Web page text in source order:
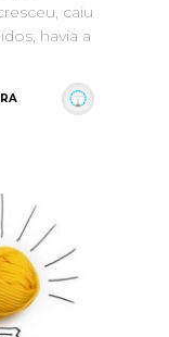
caiu
havia a